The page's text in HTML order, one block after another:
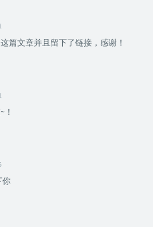
篇文章并且留下了链接，感谢！
你